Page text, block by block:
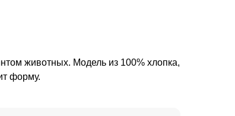
животных. Модель из 100% хлопка,
форму.